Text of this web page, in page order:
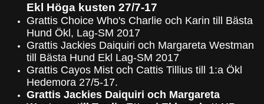
Ekl Höga kusten 27/7-17
Grattis Choice Who's Charlie och Karin till Bästa
Hund Ökl, Lag-SM 2017
Grattis Jackies Daiquiri och Margareta Westman
till Bästa Hund Ekl Lag-SM 2017
Grattis Cayos Mist och Cattis Tillius till 1:a Ökl
Hedemora 27/5-17.
Grattis Jackies Daiquiri och Margareta